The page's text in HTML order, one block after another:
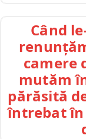
Când
camere
mutăm
părăsită
întrebat în